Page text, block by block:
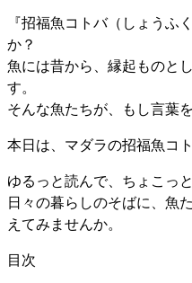
『招福魚コトバ（しょうふ
か？
魚には昔から、縁起ものと
す。
そんな魚たちが、もし言葉
本日は、マダラの招福魚コ
ゆるっと読んで、ちょこっと
日々の暮らしのそばに、魚
えてみませんか。
目次